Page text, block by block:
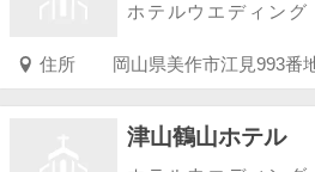
ホテルウエディング
住所 岡山県美作市江見993番
津山鶴山ホテル